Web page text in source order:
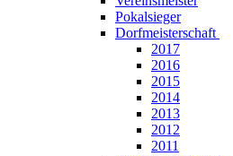
Pokalsieger
Dorfmeisterschaft
2017
2016
2015
2014
2013
2012
2011